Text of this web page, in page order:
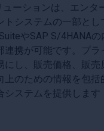
ーションは、エンタ
トシステムの一部とし
やSAP S/4HANAの
連携が可能です。プラ
にし、販売価格、販売
上のための情報を包括
システムを提供します